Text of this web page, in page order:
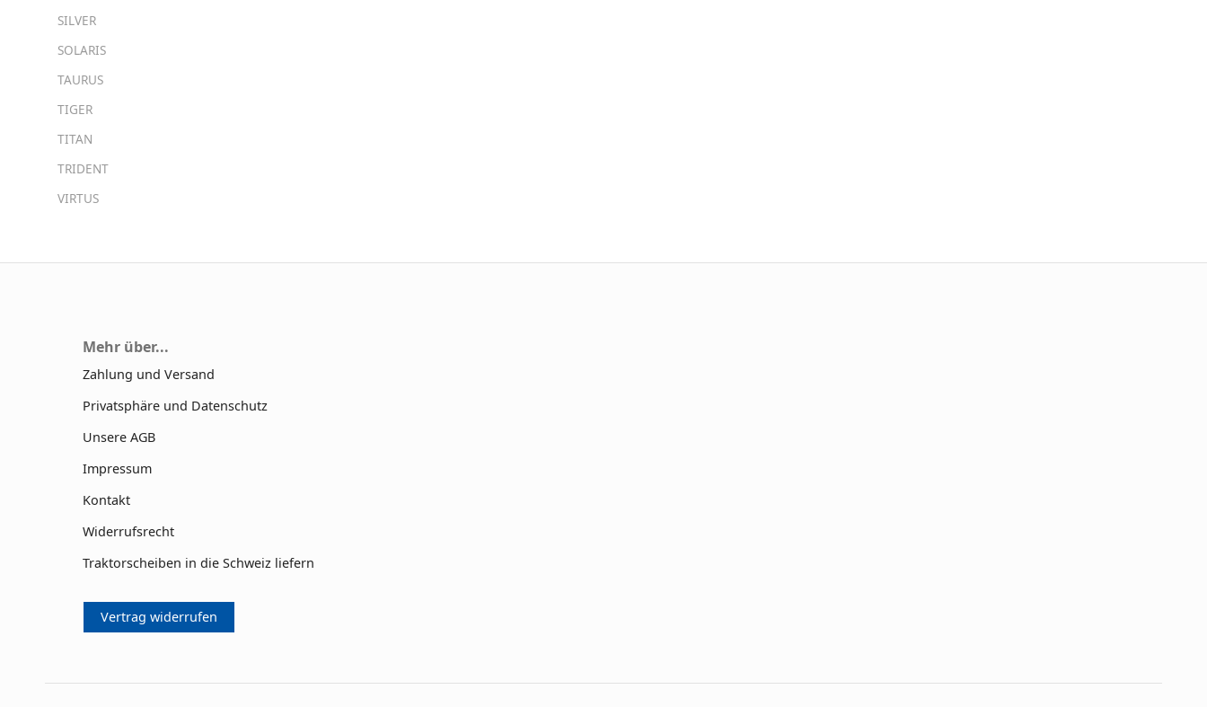
SILVER
SOLARIS
TAURUS
TIGER
TITAN
TRIDENT
VIRTUS
Mehr über...
Zahlung und Versand
Privatsphäre und Datenschutz
Unsere AGB
Impressum
Kontakt
Widerrufsrecht
Traktorscheiben in die Schweiz liefern
Vertrag widerrufen